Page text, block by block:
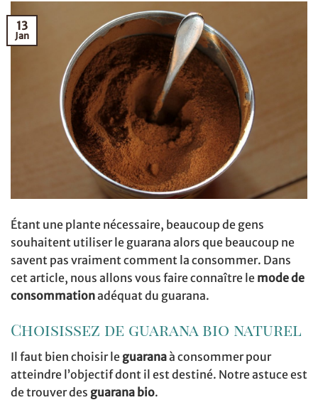
13
Jan
Étant une plante nécessaire, beaucoup de gens
souhaitent utiliser le guarana alors que beaucoup ne
savent pas vraiment comment la consommer. Dans
cet article, nous allons vous faire connaître le mode de
consommationadéquat du guarana.
Choisissez de guarana bio naturel
Il faut bien choisir le guaranaà consommer pour
atteindre l’objectif dont il est destiné. Notre astuce est
de trouver des guarana bio.